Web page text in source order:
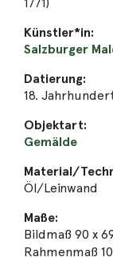
Künstler*in:
Salzburger
Datierung:
18.
Objektart:
Gemälde
Material/
Öl/Leinwand
Maße:
Bildmaß 90 x
Rahmenmaß